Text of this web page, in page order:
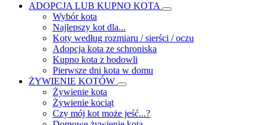
ADOPCJA LUB KUPNO KOTA
Wybór kota
Najlepszy kot dla...
Koty według rozmiaru / sierści / oczu
Adopcja kota ze schroniska
Kupno kota z hodowli
Pierwsze dni kota w domu
ŻYWIENIE KOTÓW
Żywienie kota
Żywienie kociąt
Czy mój kot może jeść...?